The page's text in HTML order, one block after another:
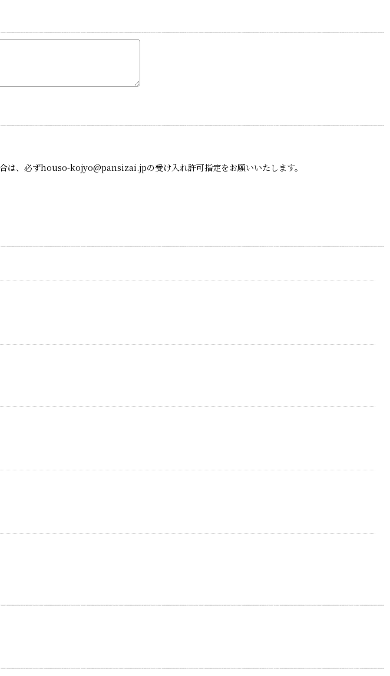
は、必ずhouso-kojyo@pansizai.jpの受け入れ許可指定をお願いいたします。